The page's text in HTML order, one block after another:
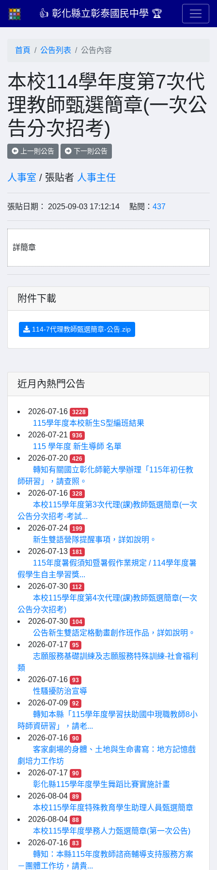
👍 彰化縣立彰泰國民中學 🏆
首頁 公告列表 公告內容
本校114學年度第7次代
理教師甄選簡章(一次公
告分次招考)
上一則公告 下一則公告
人事室 / 張貼者 人事主任
張貼日期： 2025-09-03 17:12:14 點閱： 437
詳簡章
附件下載
114-7代理教師甄選簡章-公告.zip
近月內熱門公告
2026-07-16 3228
115學年度本校新生S型編班結果
2026-07-21
936
115 學年度 新生導師 名單
2026-07-20
426
轉知有關國立彰化師範大學辦理「115年初任教
師研習」，請查照。
2026-07-16
328
本校115學年度第3次代理(課)教師甄選簡章(一次
公告分次招考-考試...
2026-07-24
199
新生雙語營隊提醒事項，詳如說明。
2026-07-13
181
115年度暑假須知暨暑假作業規定 / 114學年度暑
假學生自主學習獎...
2026-07-30
112
本校115學年度第4次代理(課)教師甄選簡章(一次
公告分次招考)
2026-07-30
104
公告新生雙語定格動畫創作班作品，詳如說明。
2026-07-17
95
志願服務基礎訓練及志願服務特殊訓練-社會福利
類
2026-07-16
93
性騷擾防治宣導
2026-07-09
92
轉知本縣「115學年度學習扶助國中現職教師8小
時師資研習」，請老...
2026-07-16
90
客家劇場的身體、土地與生命書寫：地方記憶戲
劇培力工作坊
2026-07-17
90
彰化縣115學年度學生舞蹈比賽實施計畫
2026-08-04
89
本校115學年度特殊教育學生助理人員甄選簡章
2026-08-04
88
本校115學年度學務人力甄選簡章(第一次公告)
2026-07-16
83
轉知：本縣115年度教師諮商輔導支持服務方案
－團體工作坊，請貴...